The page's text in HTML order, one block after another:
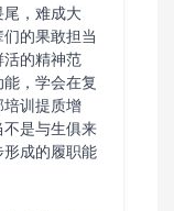
，难成大
的果敢担当
的精神范
，学会在复
训提质增
是与生俱来
成的履职能